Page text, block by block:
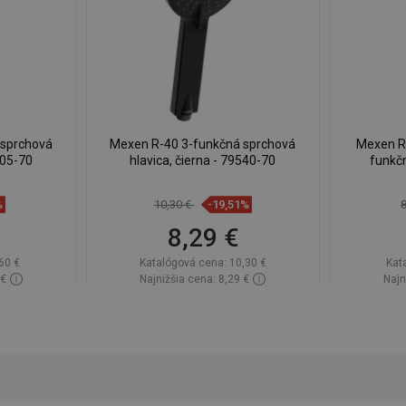
70
€
Mexen R-40 3-funkčná sprchová
hlavica, čierna - 79540-70
10,30 € -19,51%
8,29 €
Katalógová cena: 10,30 €
Najnižšia cena: 8,29 €
Mexen